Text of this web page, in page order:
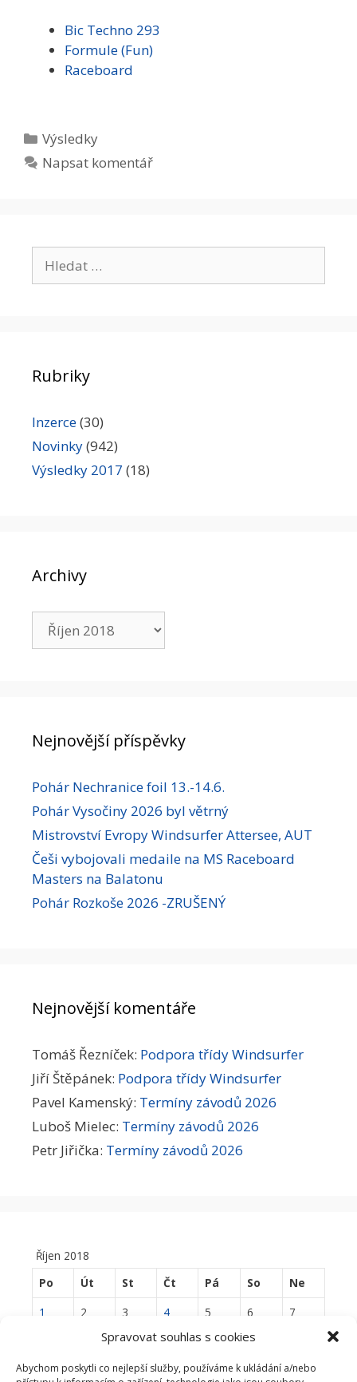
Spravovat souhlas s cookies
Abychom poskytli co nejlepší služby, používáme k ukládání a/nebo
Bic Techno 293
Formule (Fun)
Raceboard
Rubriky
Výsledky
Napsat komentář
Rubriky
Inzerce(30)
Novinky(942)
Výsledky 2017 (18)
Archivy
Archivy
Nejnovější příspěvky
Pohár Nechranice foil 13.-14.6.
Pohár Vysočiny 2026 byl větrný
Mistrovství Evropy Windsurfer Attersee, AUT
Češi vybojovali medaile na MS Raceboard
Masters na Balatonu
Pohár Rozkoše 2026 -ZRUŠENÝ
Nejnovější komentáře
Tomáš Řezníček: Podpora třídy Windsurfer
Jiří Štěpánek: Podpora třídy Windsurfer
Pavel Kamenský: Termíny závodů 2026
Luboš Mielec: Termíny závodů 2026
Petr Jiřička: Termíny závodů 2026
Říjen 2018
Po
Út St Čt Pá So
Ne
1
2 3 4 5 6
7
10 11 12 13
15
16 17 18 19 20 21